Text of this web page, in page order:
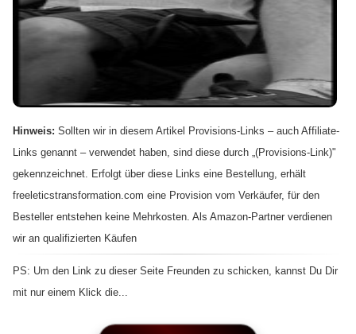
Hinweis: Sollten wir in diesem Artikel Provisions-Links – auch Affiliate-
Links genannt – verwendet haben, sind diese durch „(Provisions-Link)"
gekennzeichnet. Erfolgt über diese Links eine Bestellung, erhält
freeleticstransformation.com eine Provision vom Verkäufer, für den
Besteller entstehen keine Mehrkosten. Als Amazon-Partner verdienen
wir an qualifizierten Käufen
PS: Um den Link zu dieser Seite Freunden zu schicken, kannst Du Dir
mit nur einem Klick die...